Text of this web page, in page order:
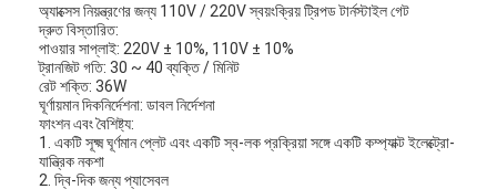
অ্যাক্সেস নিয়ন্ত্রণের জন্য 110V / 220V স্বয়ংক্রিয় ট্রিপড টার্নস্টাইল গেট
দ্রুত বিস্তারিত:
পাওয়ার সাপ্লাই: 220V ± 10%, 110V ± 10%
ট্রানজিট গতি: 30 ~ 40 ব্যক্তি / মিনিট
রেট শক্তি: 36W
ঘূর্ণায়মান দিকনির্দেশনা: ডাবল নির্দেশনা
ফাংশন এবং বৈশিষ্ট্য:
1. একটি সূক্ষ্ম ঘূর্ণমান প্লেট এবং একটি স্ব-লক প্রক্রিয়া সঙ্গে একটি কম্প্যাক্ট ইলেক্ট্রো-
যান্ত্রিক নকশা
2. দ্বি-দিক জন্য প্যাসেবল